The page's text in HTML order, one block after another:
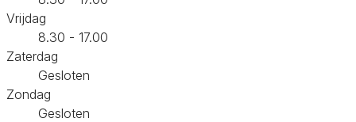
Vrijdag
8.30 - 17.00
Zaterdag
Gesloten
Zondag
Gesloten